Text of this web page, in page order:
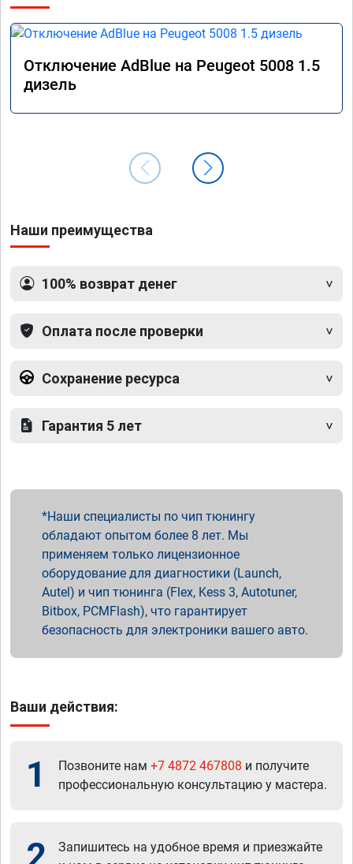
Отключение AdBlue на Peugeot 5008 1.5
дизель
Наши преимущества
100% возврат денег
Оплата после проверки
Сохранение ресурса
Гарантия 5 лет
Наши специалисты по чип тюнингу
обладают опытом более 8 лет. Мы
применяем только лицензионное
оборудование для диагностики (Launch,
Autel) и чип тюнинга (Flex, Kess 3, Autotuner,
Bitbox, PCMFlash), что гарантирует
безопасность для электроники вашего авто.
Ваши действия:
1 Позвоните нам +7 4872 467808 и получите
профессиональную консультацию у мастера.
Запишитесь на удобное время и приезжайте